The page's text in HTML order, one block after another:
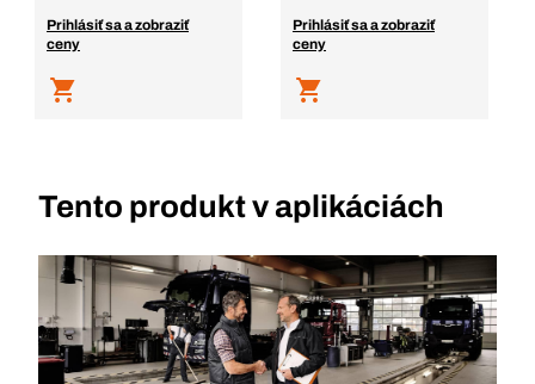
Prihlásiť sa a zobraziť
ceny
Prihlásiť sa a zobraziť
ceny
Tento produkt v aplikáciách